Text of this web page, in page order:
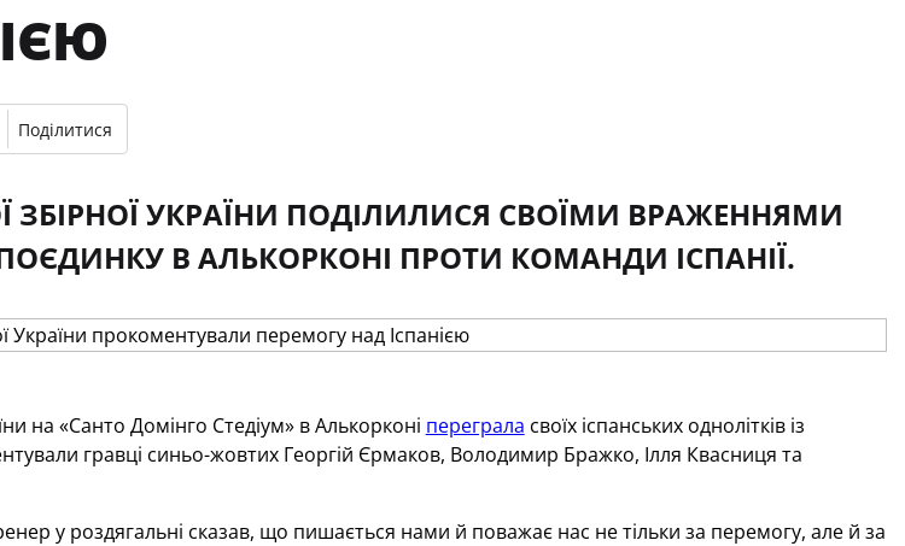
Поділитися
ЗБІРНОЇ УКРАЇНИ ПОДІЛИЛИСЯ СВОЇМИ ВРАЖЕННЯМИ
В АЛЬКОРКОНІ ПРОТИ КОМАНДИ ІСПАНІЇ.
на «Санто Домінго Стедіум» в Алькорконі переграла своїх іспанських однолітків із
гравці синьо-жовтих Георгій Єрмаков, Володимир Бражко, Ілля Квасниця та
у роздягальні сказав, що пишається нами й поважає нас не тільки за перемогу, але й за